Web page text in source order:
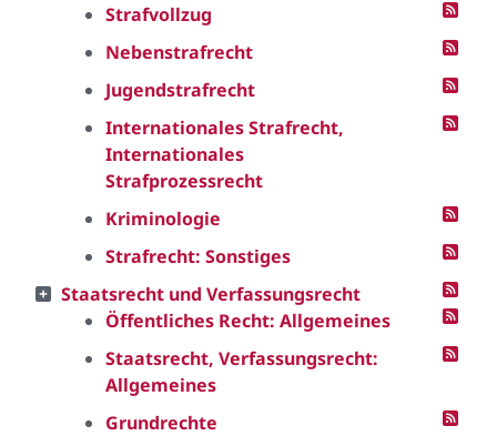
Strafvollzug
Nebenstrafrecht
Jugendstrafrecht
Internationales Strafrecht,
Internationales
Strafprozessrecht
Kriminologie
Strafrecht: Sonstiges
Staatsrecht und Verfassungsrecht
Öffentliches Recht: Allgemeines
Staatsrecht, Verfassungsrecht:
Allgemeines
Grundrechte